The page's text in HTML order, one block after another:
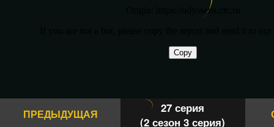
ПРЕДЫДУЩАЯ
27 серия
(2 сезон 3 серия)